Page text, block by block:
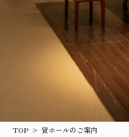
TOP 貸ホールのご案内